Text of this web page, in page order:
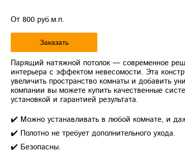
От 800 руб.м.п.
Заказать
Парящий натяжной потолок — современное
интерьера с эффектом невесомости. Эта
увеличить пространство комнаты и добавить
компании вы можете купить качественные
установкой и гарантией результата.
✔️ Можно устанавливать в любой комнате, и
✔️ Полотно не требует дополнительного ухода.
✔️ Безопасны.